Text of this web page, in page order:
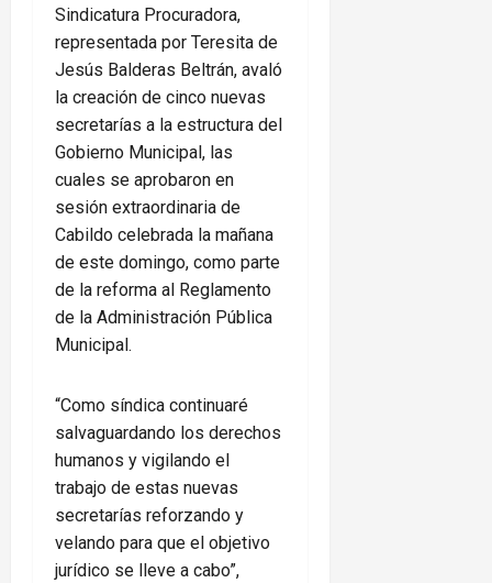
Sindicatura Procuradora,
representada por Teresita de
Jesús Balderas Beltrán, avaló
la creación de cinco nuevas
secretarías a la estructura del
Gobierno Municipal, las
cuales se aprobaron en
sesión extraordinaria de
Cabildo celebrada la mañana
de este domingo, como parte
de la reforma al Reglamento
de la Administración Pública
Municipal.
“Como síndica continuaré
salvaguardando los derechos
humanos y vigilando el
trabajo de estas nuevas
secretarías reforzando y
velando para que el objetivo
jurídico se lleve a cabo”,